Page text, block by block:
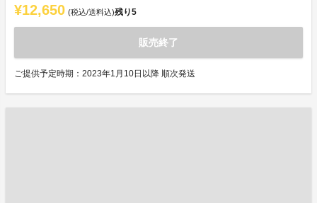
¥12,650 (税込/送料込)残り5
販売終了
ご提供予定時期：2023年1月10日以降 順次発送